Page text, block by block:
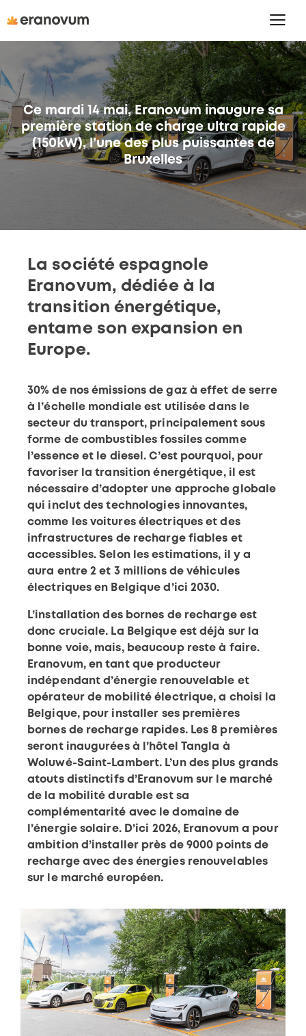
Ce mardi 14 mai, Eranovum inaugure sa
première station de charge ultra rapide
(150kW), l’une des plus puissantes de
Bruxelles
La société espagnole
Eranovum, dédiée à la
transition énergétique,
entame son expansion en
Europe.
30% de nos émissions de gaz à effet de serre
à l’échelle mondiale est utilisée dans le
secteur du transport, principalement sous
forme de combustibles fossiles comme
l’essence et le diesel. C’est pourquoi, pour
favoriser la transition énergétique, il est
nécessaire d’adopter une approche globale
qui inclut des technologies innovantes,
comme les voitures électriques et des
infrastructures de recharge fiables et
accessibles. Selon les estimations, il y a
aura entre 2 et 3 millions de véhicules
électriques en Belgique d’ici 2030.
L’installation des bornes de recharge est
donc cruciale. La Belgique est déjà sur la
bonne voie, mais, beaucoup reste à faire.
Eranovum, en tant que producteur
indépendant d’énergie renouvelable et
opérateur de mobilité électrique, a choisi la
Belgique, pour installer ses premières
bornes de recharge rapides. Les 8 premières
seront inaugurées à l’hôtel Tangla à
Woluwé-Saint-Lambert. L’un des plus grands
atouts distinctifs d’Eranovum sur le marché
de la mobilité durable est sa
complémentarité avec le domaine de
l’énergie solaire. D’ici 2026, Eranovum a pour
ambition d’installer près de 9000 points de
recharge avec des énergies renouvelables
sur le marché européen.